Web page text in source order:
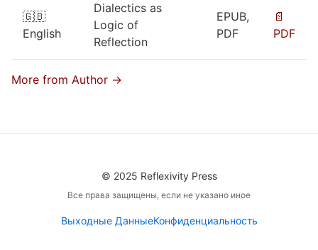
🇬🇧
English
Dialectics as
Logic of
Reflection
EPUB,
PDF
📄
PDF
More from Author →
© 2025 Reflexivity Press
Все права защищены, если не указано иное
Выходные ДанныеКонфиденциальность